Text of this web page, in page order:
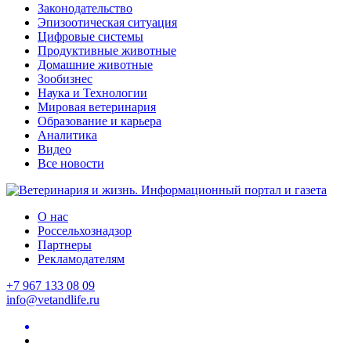
Законодательство
Эпизоотическая ситуация
Цифровые системы
Продуктивные животные
Домашние животные
Зообизнес
Наука и Технологии
Мировая ветеринария
Образование и карьера
Аналитика
Видео
Все новости
О нас
Россельхознадзор
Партнеры
Рекламодателям
+7 967 133 08 09
info@vetandlife.ru